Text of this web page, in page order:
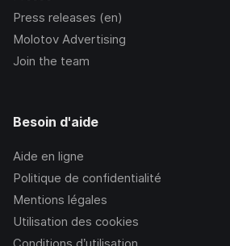
Press releases (en)
Molotov Advertising
Join the team
Besoin d'aide
Aide en ligne
Politique de confidentialité
Mentions légales
Utilisation des cookies